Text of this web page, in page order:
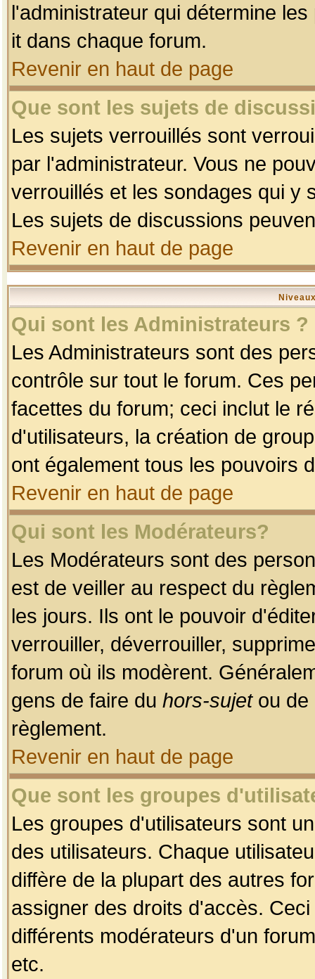
l'administrateur qui détermine
it dans chaque forum.
Revenir en haut de page
Que sont les sujets de
Les sujets verrouillés sont
par l'administrateur. Vous ne
verrouillés et les sondages qui y
Les sujets de discussions
Revenir en haut de page
Qui sont les Administrateurs ?
Les Administrateurs sont des
contrôle sur tout le forum. Ces
facettes du forum; ceci inclut le
d'utilisateurs, la création de
ont également tous les pouvoirs
Revenir en haut de page
Qui sont les Modérateurs?
Les Modérateurs sont des
est de veiller au respect du
les jours. Ils ont le pouvoir
verrouiller, déverrouiller,
forum où ils modèrent.
gens de faire du hors-sujetou de
règlement.
Revenir en haut de page
Que sont les groupes
Les groupes d'utilisateurs sont
des utilisateurs. Chaque
diffère de la plupart des autres
assigner des droits d'accès.
différents modérateurs d'un
etc.